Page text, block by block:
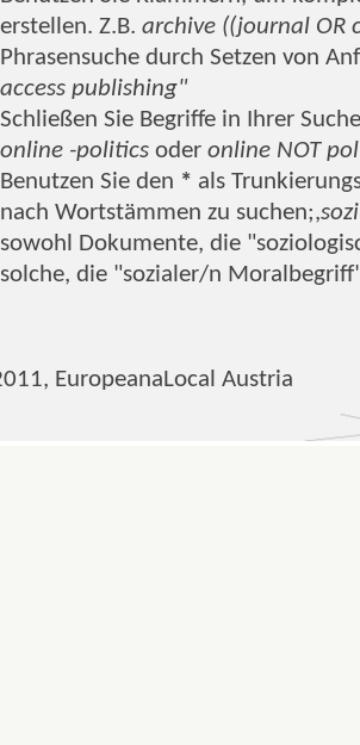
erstellen. Z.B. archive ((journal OR
Phrasensuche durch Setzen von
access publishing"
Schließen Sie Begriffe in Ihrer
online -politicsoder online NOT
Benutzen Sie den * als
nach Wortstämmen zu suchen;,
sowohl Dokumente, die
solche, die "sozialer/n
EuropeanaLocal Austria